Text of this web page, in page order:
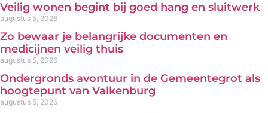
Veilig wonen begint bij goed hang en sluitwerk
augustus 5, 2026
Zo bewaar je belangrijke documenten en
medicijnen veilig thuis
augustus 5, 2026
Ondergronds avontuur in de Gemeentegrot als
hoogtepunt van Valkenburg
augustus 5, 2026